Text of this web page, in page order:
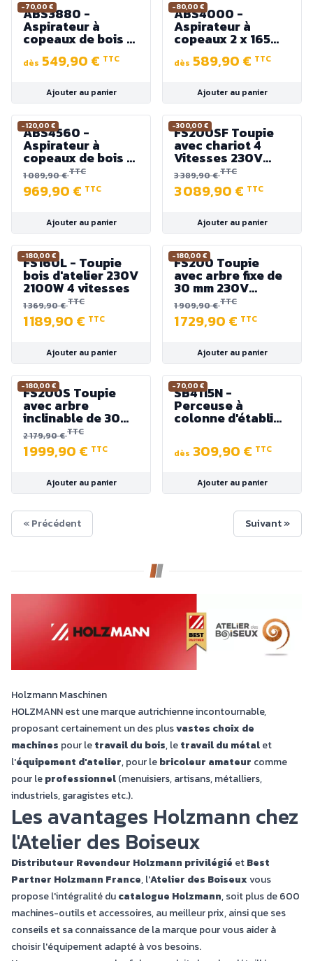
-70,00 €
ABS3880 -
Aspirateur à
copeaux de bois 2
x 200 L - 230V ou
400V - 2200W
dès 549,90 € TTC
Ajouter au panier
-80,00 €
ABS4000 -
Aspirateur à
copeaux 2 x 165
Litres - 230V ou
400V - 2200W
dès 589,90 € TTC
Ajouter au panier
-120,00 €
ABS4560 -
Aspirateur à
copeaux de bois 3
x 160 L 400 V -
3700 W
1 089,90 €TTC
969,90 € TTC
Ajouter au panier
-300,00 €
FS200SF Toupie
avec chariot 4
Vitesses 230V
2800W (S1) -
Arbre ø30 mm
inclinable
3 389,90 €TTC
3 089,90 € TTC
Ajouter au panier
-180,00 €
FS160L - Toupie
bois d'atelier 230V
2100W 4 vitesses
1 369,90 €TTC
1 189,90 € TTC
Ajouter au panier
-180,00 €
FS200 Toupie
avec arbre fixe de
30 mm 230V
2800W - 4
vitesses (sans
table de
1 909,90 €TTC
1 729,90 € TTC
Ajouter au panier
-180,00 €
FS200S Toupie
avec arbre
inclinable de 30
mm 230V 2800W
(sans chariot ni
table)
2 179,90 €TTC
1 999,90 € TTC
Ajouter au panier
-70,00 €
SB4115N -
Perceuse à
colonne d'établi
127 mm - 230V
560W ø16mm
dès 309,90 € TTC
Ajouter au panier
« Précédent Suivant »
Holzmann Maschinen
HOLZMANN est une marque autrichienne incontournable,
proposant certainement un des plusvastes choix de
machines pour letravail du bois, letravail du métalet
l'équipement d'atelier, pour lebricoleur amateur comme
pour leprofessionnel(menuisiers, artisans, métalliers,
industriels, garagistes etc.).
Les avantages Holzmann chez
l'Atelier des Boiseux
Distributeur Revendeur Holzmann privilégié etBest
Partner Holzmann France, l'Atelier des Boiseuxvous
propose l'intégralité ducatalogue Holzmann, soit plus de 600
machines-outils et accessoires, au meilleur prix, ainsi que ses
conseils et sa connaissance de la marque pour vous aider à
choisir l'équipement adapté à vos besoins.